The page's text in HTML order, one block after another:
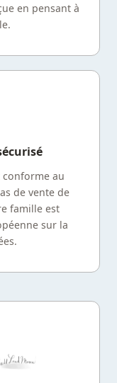
en pensant à
conforme au
de vente de
famille est
sur la